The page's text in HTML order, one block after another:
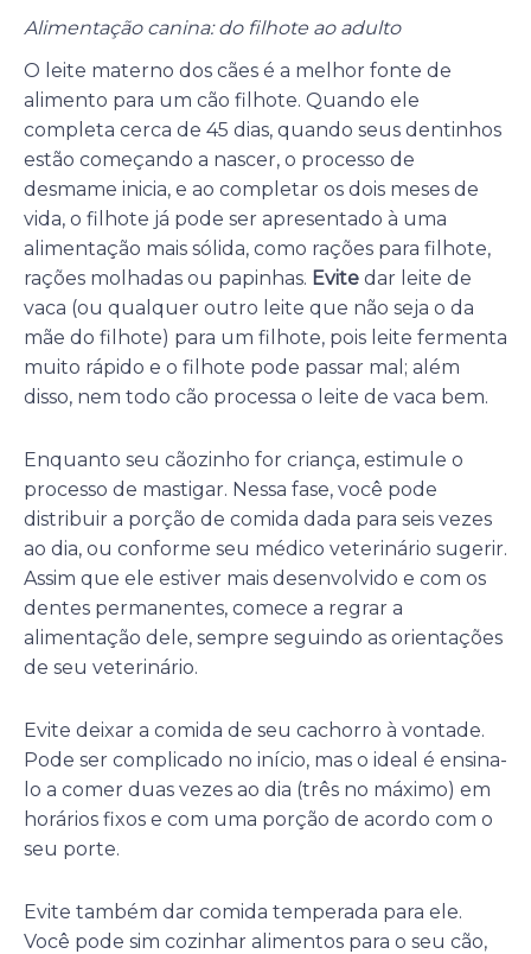
Alimentação canina: do filhote ao adulto
O leite materno dos cães é a melhor fonte de
alimento para um cão filhote. Quando ele
completa cerca de 45 dias, quando seus dentinhos
estão começando a nascer, o processo de
desmame inicia, e ao completar os dois meses de
vida, o filhote já pode ser apresentado à uma
alimentação mais sólida, como rações para filhote,
rações molhadas ou papinhas. Evite dar leite de
vaca (ou qualquer outro leite que não seja o da
mãe do filhote) para um filhote, pois leite fermenta
muito rápido e o filhote pode passar mal; além
disso, nem todo cão processa o leite de vaca bem.
Enquanto seu cãozinho for criança, estimule o
processo de mastigar. Nessa fase, você pode
distribuir a porção de comida dada para seis vezes
ao dia, ou conforme seu médico veterinário sugerir.
Assim que ele estiver mais desenvolvido e com os
dentes permanentes, comece a regrar a
alimentação dele, sempre seguindo as orientações
de seu veterinário.
Evite deixar a comida de seu cachorro à vontade.
Pode ser complicado no início, mas o ideal é ensina-
lo a comer duas vezes ao dia (três no máximo) em
horários fixos e com uma porção de acordo com o
seu porte.
Evite também dar comida temperada para ele.
Você pode sim cozinhar alimentos para o seu cão,